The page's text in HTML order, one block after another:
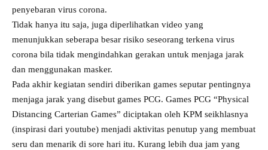
penyebaran virus corona.
Tidak hanya itu saja, juga diperlihatkan video yang
menunjukkan seberapa besar risiko seseorang terkena virus
corona bila tidak mengindahkan gerakan untuk menjaga jarak
dan menggunakan masker.
Pada akhir kegiatan sendiri diberikan games seputar pentingnya
menjaga jarak yang disebut games PCG. Games PCG “Physical
Distancing Carterian Games” diciptakan oleh KPM seikhlasnya
(inspirasi dari youtube) menjadi aktivitas penutup yang membuat
seru dan menarik di sore hari itu. Kurang lebih dua jam yang